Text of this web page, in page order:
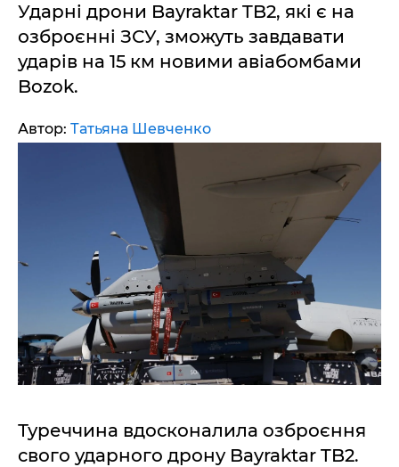
Ударні дрони Bayraktar TB2, які є на
озброєнні ЗСУ, зможуть завдавати
ударів на 15 км новими авіабомбами
Bozok.
Автор: Татьяна Шевченко
Туреччина вдосконалила озброєння
свого ударного дрону Bayraktar TB2.